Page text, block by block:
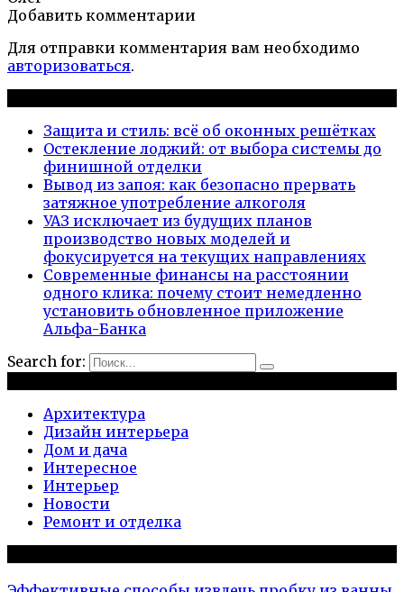
Добавить комментарии
Для отправки комментария вам необходимо
авторизоваться.
Защита и стиль: всё об оконных решётках
Остекление лоджий: от выбора системы до
финишной отделки
Вывод из запоя: как безопасно прервать
затяжное употребление алкоголя
УАЗ исключает из будущих планов
производство новых моделей и
фокусируется на текущих направлениях
Современные финансы на расстоянии
одного клика: почему стоит немедленно
установить обновленное приложение
Альфа-Банка
Search for:
Архитектура
Дизайн интерьера
Дом и дача
Интересное
Интерьер
Новости
Ремонт и отделка